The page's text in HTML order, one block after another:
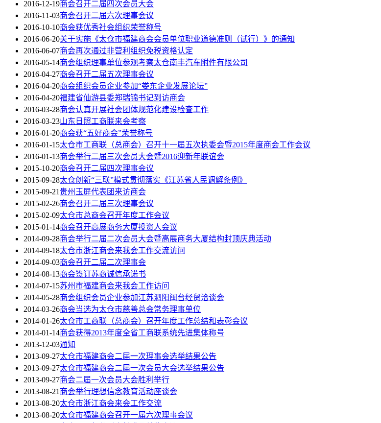
2016-12-19商会召开二届四次会员大会
2016-11-03商会召开二届六次理事会议
2016-10-10商会获优秀社会组织荣誉称号
2016-06-20关于实施《太仓市福建商会会员单位职业道德准则（试行）》的通知
2016-06-07商会再次通过非营利组织免税资格认定
2016-05-14商会组织理事单位参观考察太仓南丰汽车附件有限公司
2016-04-27商会召开二届五次理事会议
2016-04-20商会组织会员企业参加“娄东企业发展论坛”
2016-04-20福建省仙游县委郑瑞锦书记到访商会
2016-03-28商会认真开展社会团体规范化建设检查工作
2016-03-23山东日照工商联来会考察
2016-01-20商会获“五好商会”荣誉称号
2016-01-15太仓市工商联（总商会）召开十一届五次执委会暨2015年度商会工作会议
2016-01-13商会举行二届三次会员大会暨2016迎新年联谊会
2015-10-20商会召开二届四次理事会议
2015-09-28太仓创新“三联”模式贯彻落实《江苏省人民调解条例》
2015-09-21贵州玉屏代表团来访商会
2015-02-26商会召开二届三次理事会议
2015-02-09太仓市总商会召开年度工作会议
2015-01-14商会召开高展商务大厦投资人会议
2014-09-28商会举行二届二次会员大会暨高展商务大厦结构封顶庆典活动
2014-09-18太仓市浙江商会来我会工作交流访问
2014-09-03商会召开二届二次理事会
2014-08-13商会签订苏商诚信承诺书
2014-07-15苏州市福建商会来我会工作访问
2014-05-28商会组织会员企业参加江苏泗阳闽台经贸洽谈会
2014-03-26商会当选为太仓市慈善总会常务理事单位
2014-01-26太仓市工商联（总商会）召开年度工作总结和表彰会议
2014-01-14商会获得2013年度全省工商联系统先进集体称号
2013-12-03通知
2013-09-27太仓市福建商会二届一次理事会选举结果公告
2013-09-27太仓市福建商会二届一次会员大会选举结果公告
2013-09-27商会二届一次会员大会胜利举行
2013-08-21商会举行理想信念教育活动座谈会
2013-08-20太仓市浙江商会来会工作交流
2013-08-20太仓市福建商会召开一届六次理事会议